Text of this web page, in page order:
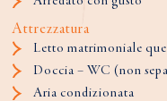
Attrezzatura
Letto matrimoniale
Doccia – WC (non
Aria condizionata